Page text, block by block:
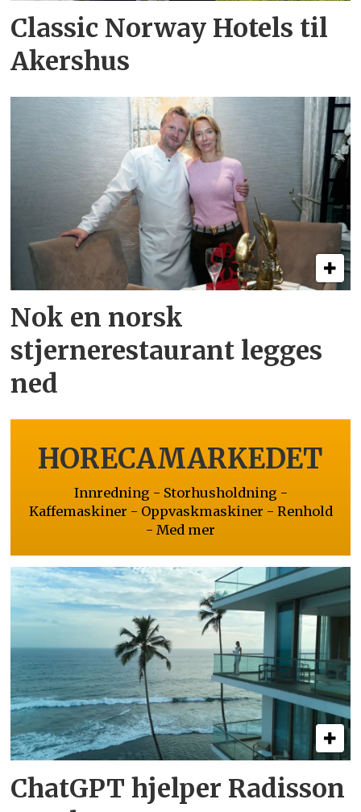
Classic Norway Hotels til
Akershus
Nok en norsk
stjernerestaurant legges
ned
HORECAMARKEDET
Innredning - Storhusholdning -
Kaffemaskiner - Oppvaskmaskiner - Renhold
- Med mer
ChatGPT hjelper Radisson